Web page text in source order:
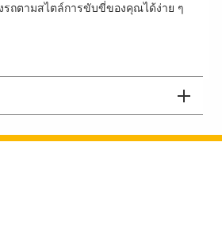
ถตามสไตล์การขับขี่ของคุณได้ง่าย ๆ